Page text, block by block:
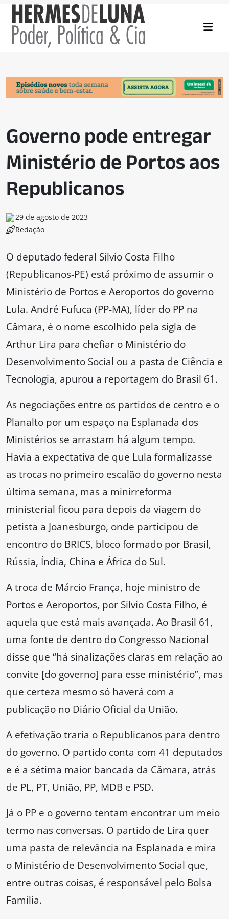
Governo pode entregar
Ministério de Portos aos
Republicanos
29 de agosto de 2023
Redação
O deputado federal Sílvio Costa Filho
(Republicanos-PE) está próximo de assumir o
Ministério de Portos e Aeroportos do governo
Lula. André Fufuca (PP-MA), líder do PP na
Câmara, é o nome escolhido pela sigla de
Arthur Lira para chefiar o Ministério do
Desenvolvimento Social ou a pasta de Ciência e
Tecnologia, apurou a reportagem do Brasil 61.
As negociações entre os partidos de centro e o
Planalto por um espaço na Esplanada dos
Ministérios se arrastam há algum tempo.
Havia a expectativa de que Lula formalizasse
as trocas no primeiro escalão do governo nesta
última semana, mas a minirreforma
ministerial ficou para depois da viagem do
petista a Joanesburgo, onde participou de
encontro do BRICS, bloco formado por Brasil,
Rússia, Índia, China e África do Sul.
A troca de Márcio França, hoje ministro de
Portos e Aeroportos, por Silvio Costa Filho, é
aquela que está mais avançada. Ao Brasil 61,
uma fonte de dentro do Congresso Nacional
disse que “há sinalizações claras em relação ao
convite [do governo] para esse ministério”, mas
que certeza mesmo só haverá com a
publicação no Diário Oficial da União.
A efetivação traria o Republicanos para dentro
do governo. O partido conta com 41 deputados
e é a sétima maior bancada da Câmara, atrás
de PL, PT, União, PP, MDB e PSD.
Já o PP e o governo tentam encontrar um meio
termo nas conversas. O partido de Lira quer
uma pasta de relevância na Esplanada e mira
o Ministério de Desenvolvimento Social que,
entre outras coisas, é responsável pelo Bolsa
Família.